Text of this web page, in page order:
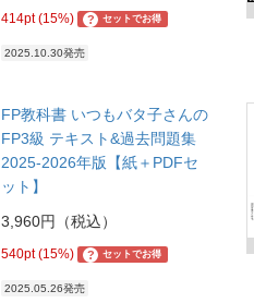
414pt (15%) ? セットでお得
2025.10.30発売
FP教科書 いつもバタ子さんの
FP3級 テキスト&過去問題集
2025-2026年版【紙＋PDFセ
ット】
3,960円（税込）
540pt (15%) ? セットでお得
2025.05.26発売